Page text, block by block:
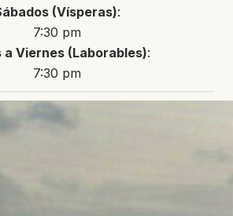
(Vísperas):
7:30 pm
a Viernes (Laborables):
7:30 pm